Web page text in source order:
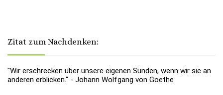
Zitat zum Nachdenken:
"Wir erschrecken über unsere eigenen Sünden, wenn wir sie an
anderen erblicken.“ - Johann Wolfgang von Goethe